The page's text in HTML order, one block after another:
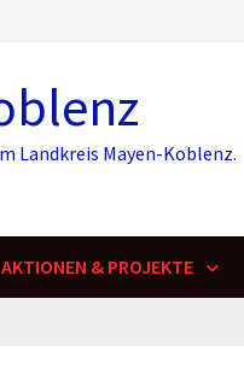
Landkreis Mayen-Koblenz.
AKTIONEN & PROJEKTE